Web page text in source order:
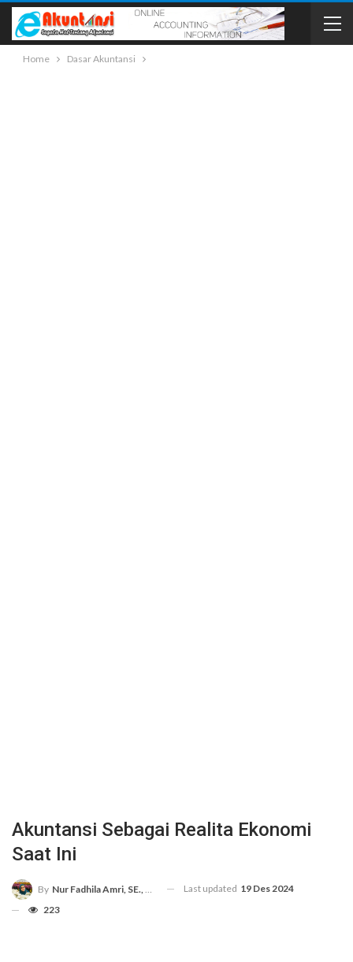
Home Dasar Akuntansi
Akuntansi Sebagai Realita Ekonomi
Saat Ini
By Nur Fadhila Amri, SE., Ak., M.Si Last updated 19 Des 2024
223